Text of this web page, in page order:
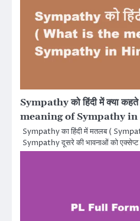
Sympathy को हिंदी में क्या
meaning of Sympathy
Sympathy का हिंदी में मतलब (
Sympathy दूसरे की भावनाओं को